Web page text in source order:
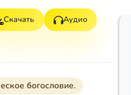
Скачать Аудио
богословие.